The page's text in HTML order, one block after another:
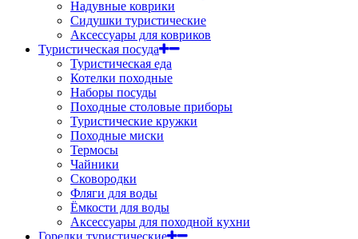
Надувные коврики
Сидушки туристические
Аксессуары для ковриков
Туристическая посуда
Туристическая еда
Котелки походные
Наборы посуды
Походные столовые приборы
Туристические кружки
Походные миски
Термосы
Чайники
Сковородки
Фляги для воды
Ёмкости для воды
Аксессуары для походной кухни
Горелки туристические